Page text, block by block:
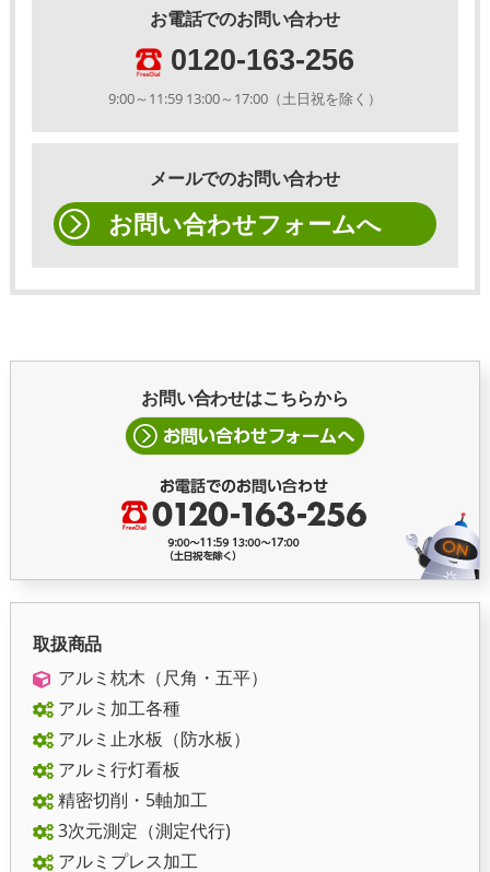
お電話でのお問い合わせ
0120-163-256
9:00～11:59 13:00～17:00（土日祝を除く）
メールでのお問い合わせ
お問い合わせフォームへ
お問い合わせはこちらから
取扱商品
アルミ枕木（尺角・五平）
アルミ加工各種
アルミ止水板（防水板）
アルミ行灯看板
精密切削・5軸加工
3次元測定（測定代行)
アルミプレス加工